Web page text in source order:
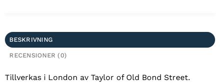
BESKRIVNING
RECENSIONER (0)
Tillverkas i London av Taylor of Old Bond Street.